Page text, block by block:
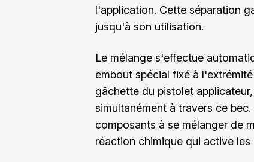
l'application. Cette séparation
jusqu'à son utilisation.
Le mélange s'effectue
embout spécial fixé à
gâchette du pistolet
simultanément à travers ce
composants à se mélanger de
réaction chimique qui active